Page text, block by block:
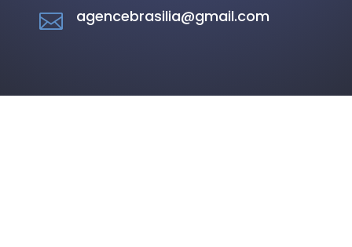
 agencebrasilia@gmail.com